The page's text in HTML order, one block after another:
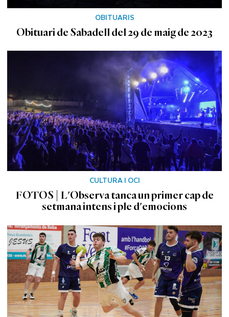
OBITUARIS
Obituari de Sabadell del 29 de maig de 2023
CULTURA I OCI
FOTOS | L'Observa tanca un primer cap de
setmana intens i ple d'emocions